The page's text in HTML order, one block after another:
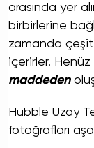
arasında yer
birbirlerine
zamanda
içerirler. Henüz
maddeden
Hubble Uzay
fotoğrafları